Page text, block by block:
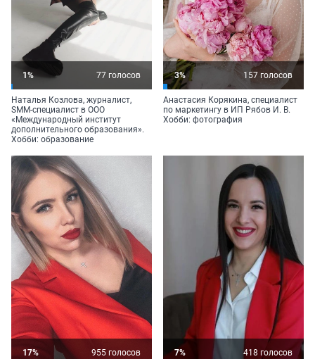
1% 77 голосов
Наталья Козлова, журналист,
SMM-специалист в ООО
«Международный институт
дополнительного образования».
Хобби: образование
3% 157 голосов
Анастасия Корякина, специалист
по маркетингу в ИП Рябов И. В.
Хобби: фотография
17% 955 голосов 7% 418 голосов